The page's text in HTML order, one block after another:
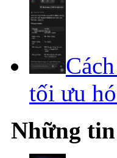
tối ưu
Những